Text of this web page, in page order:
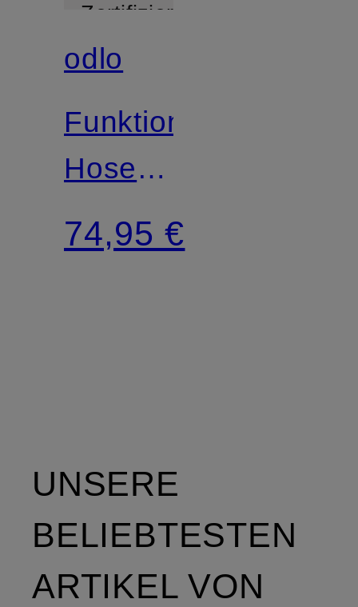
Zertifiziert
odlo
Funktionswäsche-
Hose
MERINO
160
74,95 €
UNSERE
BELIEBTESTEN
ARTIKEL VON